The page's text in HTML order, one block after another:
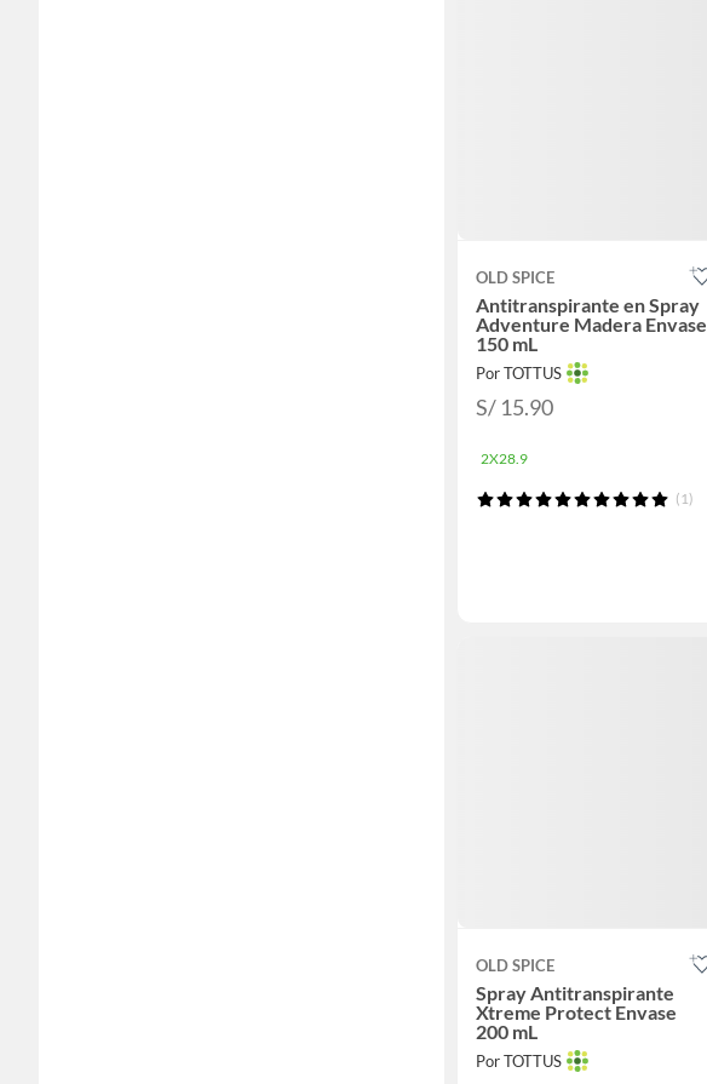
OLD SPICE
Antitranspirante en Spray
Adventure Madera Envase
150 mL
Por TOTTUS
S/ 15.90
2X28.9
(1)
OLD SPICE
Spray Antitranspirante
Xtreme Protect Envase
200 mL
Por TOTTUS